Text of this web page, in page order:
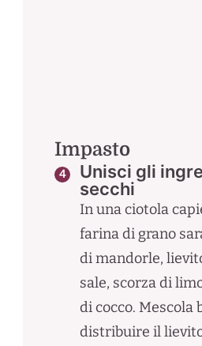
Impasto
Unisci gli
secchi
In una ciotola
farina di grano
di mandorle,
sale, scorza di
di cocco. Mescola
distribuire il